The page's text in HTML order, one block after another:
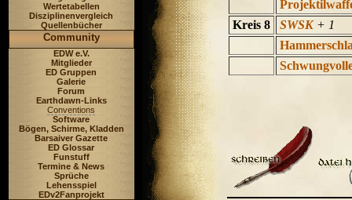
Wertetabellen
Disziplinenvergleich
Quellenbücher
Community
EDW e.V.
Mitglieder
ED Gruppen
Galerie
Forum
Earthdawn-Links
Conventions
Software
Bögen, Schirme, Kladden
Barsaiver Gazette
ED Glossar
Funstuff
Termine & News
Sprüche
Lehensspiel
EDv2Fanprojekt
Kreis 8
SWSK+ 1